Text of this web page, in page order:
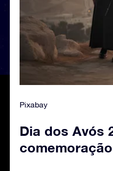
Pixabay
Dia dos Avós